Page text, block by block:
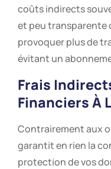
coûts indirects
et peu transparente
provoquer plus de
évitant un
Frais
Financiers À
Contrairement aux
garantit en rien la
protection de vos